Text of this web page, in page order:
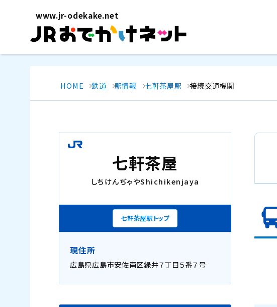
www.jr-odekake.net
HOME 鉄道 駅情報 七軒茶屋駅 接続交通機関
七軒茶屋
しちけんぢゃやShichikenjaya
七軒茶屋駅トップ
現住所
広島県広島市安佐南区緑井７丁目５番７号